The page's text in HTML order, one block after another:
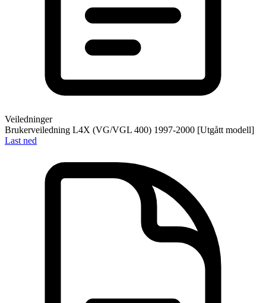
Veiledninger
Brukerveiledning L4X (VG/VGL 400) 1997-2000 [Utgått modell]
Last ned